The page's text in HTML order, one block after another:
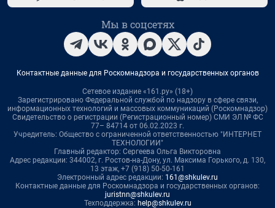
Мы в соцсетях
Контактные данные для Роскомнадзора и государственных органов
Сетевое издание «161.ру» (18+)
Зарегистрировано Федеральной службой по надзору в сфере связи,
информационных технологий и массовых коммуникаций (Роскомнадзор)
Свидетельство о регистрации (Регистрационный номер) СМИ ЭЛ № ФС
77– 84714 от 06.02.2023 г.
Учредитель: Общество с ограниченной ответственностью "ИНТЕРНЕТ
ТЕХНОЛОГИИ"
Главный редактор: Сергеева Ольга Викторовна
Адрес редакции: 344002, г. Ростов-на-Дону, ул. Максима Горького, д. 130,
13 этаж, +7 (918) 50-50-161
Электронный адрес редакции: 161@shkulev.ru
Контактные данные для Роскомнадзора и государственных органов:
juristnn@shkulev.ru
Техподдержка: help@shkulev.ru